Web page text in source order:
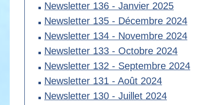
Newsletter 136 - Janvier 2025
Newsletter 135 - Décembre 2024
Newsletter 134 - Novembre 2024
Newsletter 133 - Octobre 2024
Newsletter 132 - Septembre 2024
Newsletter 131 - Août 2024
Newsletter 130 - Juillet 2024